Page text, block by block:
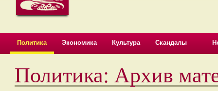
Политика Экономика Культура Скандалы
Политика: Архив